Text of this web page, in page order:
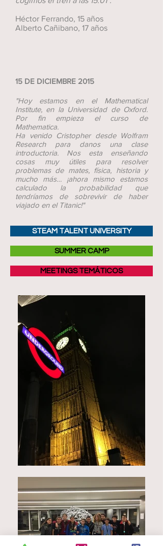
Héctor Ferrando, 15 años
Alberto Cañibano, 17 años
15 DE DICIEMBRE 2015
"Hoy estamos en el Mathematical
Institute, en la Universidad de Oxford.
Por fin empieza el curso de
Mathematica.
Ha venido Cristopher desde Wolfram
Research para danos una clase
introductoria. Nos esta enseñando
cosas muy útiles para resolver
problemas de mates, física, historia y
mucho más… ¡ahora mismo estamos
calculado la probabilidad que
tendríamos de sobrevivir de haber
viajado en el Titanic!"
STEAM TALENT UNIVERSITY
SUMMER CAMP
MEETINGS TEMÁTICOS